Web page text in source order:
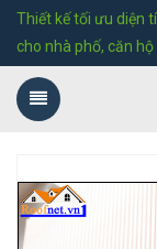
Thiết kế tối ưu diện
cho nhà phố, căn